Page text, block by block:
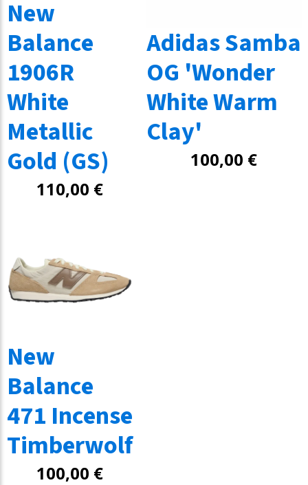
New
Balance
1906R
White
Metallic
Gold (GS)
110,00 €
Adidas Samba
OG 'Wonder
White Warm
Clay'
100,00 €
New
Balance
471 Incense
Timberwolf
100,00 €